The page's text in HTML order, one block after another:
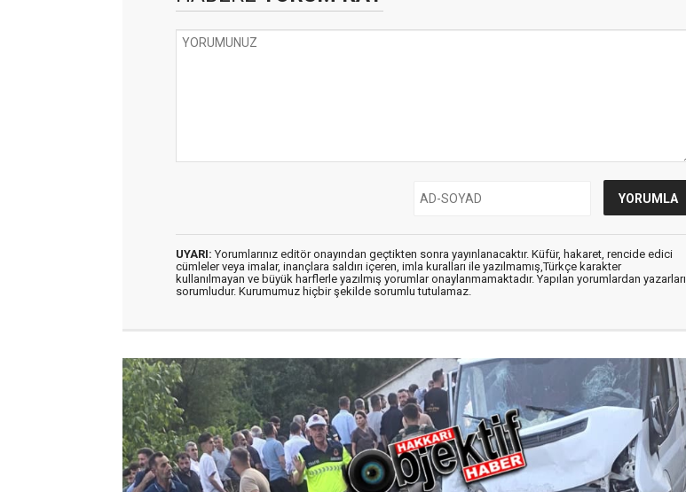
UYARI: Yorumlarınız editör onayından geçtikten sonra yayınlanacaktır. Küfür, hakaret, rencide edici
cümleler veya imalar, inançlara saldırı içeren, imla kuralları ile yazılmamış,Türkçe karakter
kullanılmayan ve büyük harflerle yazılmış yorumlar onaylanmamaktadır. Yapılan yorumlardan yazarları
sorumludur. Kurumumuz hiçbir şekilde sorumlu tutulamaz.